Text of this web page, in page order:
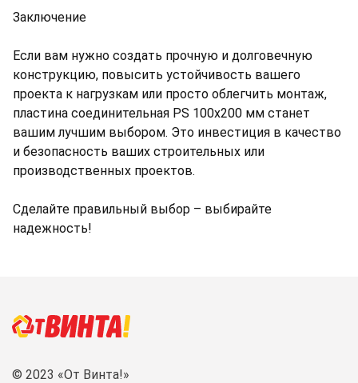
Заключение
Если вам нужно создать прочную и долговечную
конструкцию, повысить устойчивость вашего
проекта к нагрузкам или просто облегчить монтаж,
пластина соединительная PS 100х200 мм станет
вашим лучшим выбором. Это инвестиция в качество
и безопасность ваших строительных или
производственных проектов.
Сделайте правильный выбор – выбирайте
надежность!
© 2023 «От Винта!»